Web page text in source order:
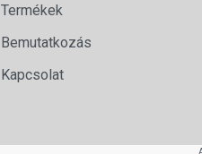
Termékek
Bemutatkozás
Kapcsolat